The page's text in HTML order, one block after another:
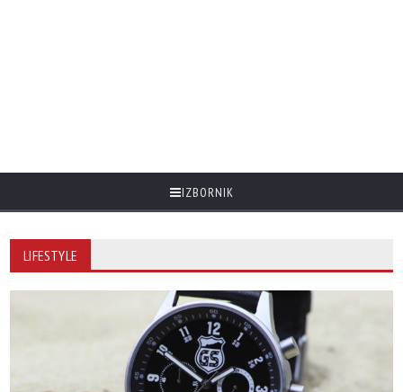
IZBORNIK
LIFESTYLE